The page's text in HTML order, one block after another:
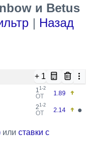
и Betus
| Назад
+ 1
1 1-2
ОТ
1.89
21-2
ОТ 2.14 ●
или ставки с